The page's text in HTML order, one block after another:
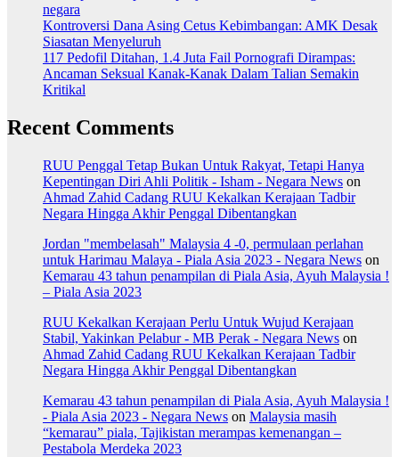
negara
Kontroversi Dana Asing Cetus Kebimbangan: AMK Desak
Siasatan Menyeluruh
117 Pedofil Ditahan, 1.4 Juta Fail Pornografi Dirampas:
Ancaman Seksual Kanak-Kanak Dalam Talian Semakin
Kritikal
Recent Comments
RUU Penggal Tetap Bukan Untuk Rakyat, Tetapi Hanya
Kepentingan Diri Ahli Politik - Isham - Negara News on
Ahmad Zahid Cadang RUU Kekalkan Kerajaan Tadbir
Negara Hingga Akhir Penggal Dibentangkan
Jordan "membelasah" Malaysia 4 -0, permulaan perlahan
untuk Harimau Malaya - Piala Asia 2023 - Negara News on
Kemarau 43 tahun penampilan di Piala Asia, Ayuh Malaysia !
– Piala Asia 2023
RUU Kekalkan Kerajaan Perlu Untuk Wujud Kerajaan
Stabil, Yakinkan Pelabur - MB Perak - Negara News on
Ahmad Zahid Cadang RUU Kekalkan Kerajaan Tadbir
Negara Hingga Akhir Penggal Dibentangkan
Kemarau 43 tahun penampilan di Piala Asia, Ayuh Malaysia !
- Piala Asia 2023 - Negara News on Malaysia masih
“kemarau” piala, Tajikistan merampas kemenangan –
Pestabola Merdeka 2023